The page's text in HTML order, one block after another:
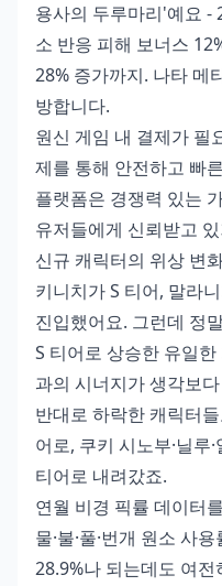
용사의 두루마리'예요 -
소 반응 피해 보너스
28% 증가까지. 나타 메
방합니다.
원신 게임 내 결제가 필
제를 통해 안전하고 빠
플랫폼은 경쟁력 있는
유저들에게 신뢰받고
신규 캐릭터의 위상 변
키니치가 S 티어, 말라
진입했어요. 그런데 정
S 티어로 상승한 유일
과의 시너지가 생각보
반대로 하락한 캐릭터
어로, 쿠키 시노부·닐루
티어로 내려갔죠.
연월 비경 픽률 데이터
물·불·풀·번개 원소 사
28.9%나 되는데도 여